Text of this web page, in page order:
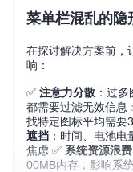
菜单栏混乱的隐
在探讨解决方案前，
响：
✅ 注意力分散 ：过
都需要过滤无效信息
找特定图标平均需要
遮挡 ：时间、电池
焦虑 ✅ 系统资源浪费
00MB内存，影响系